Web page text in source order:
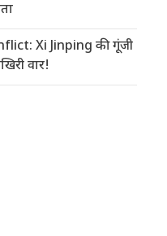
Xi Jinping की गूंजी
वार!